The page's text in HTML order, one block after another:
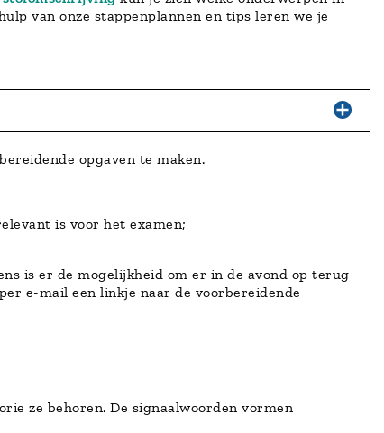
van onze stappenplannen en tips leren we je
opgaven te maken.
is voor het examen;
is er de mogelijkheid om er in de avond op terug
e-mail een linkje naar de voorbereidende
ze behoren. De signaalwoorden vormen